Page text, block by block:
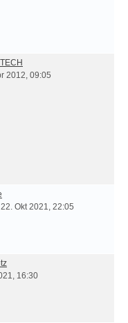
2012, 09:05
22. Okt 2021, 22:05
16:30